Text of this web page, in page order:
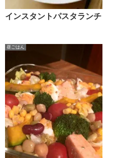
インスタントパスタランチ
昼ごはん